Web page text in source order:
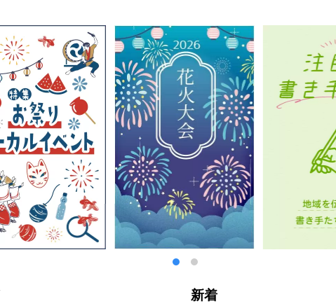
安全安心の観覧形態を確保いたします。 さらに、「１０歩先を行く東京の祭り
子ども虐待防止オレンジリボンキャンペーンなどの「SDGs」の普及啓発にも
賑わい創出だけでなく、喫緊の社会課題にチャレンジし、持続可能な社会に貢
しい祭りを目指していきます。
新着